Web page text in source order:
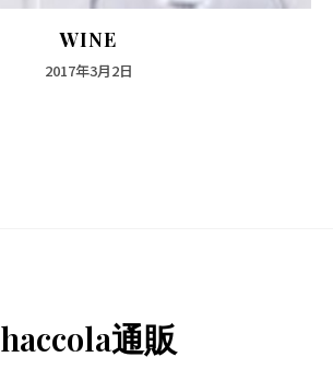
WINE
2017年3月2日
haccola通販